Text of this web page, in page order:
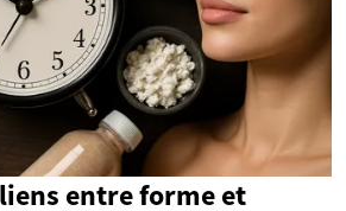
entre forme et